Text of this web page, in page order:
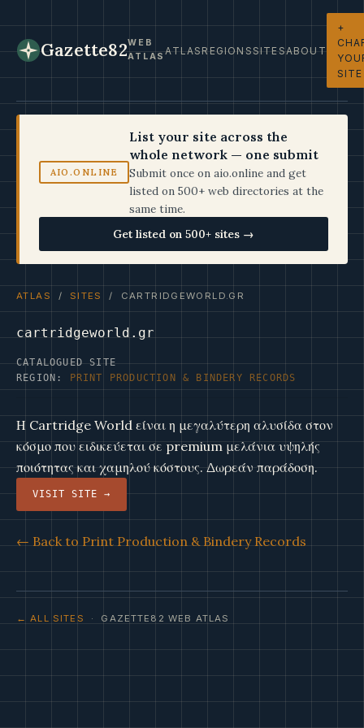
Gazette82WEB
ATLASATLASREGIONSSITESABOUT
+
SITE
AIO.ONLINE
List your site across the
whole network — one submit
Submit once on aio.online and get
listed on 500+ web directories at the
same time.
Get listed on 500+ sites →
ATLAS / SITES / CARTRIDGEWORLD.GR
cartridgeworld.gr
CATALOGUED SITE
REGION:
PRINT PRODUCTION & BINDERY RECORDS
Η Cartridge World είναι η μεγαλύτερη αλυσίδα στον
κόσμο που ειδικεύεται σε premium μελάνια υψηλής
ποιότητας και χαμηλού κόστους. Δωρεάν παράδοση.
VISIT SITE →
← Back to Print Production & Bindery Records
← ALL SITES · GAZETTE82 WEB ATLAS